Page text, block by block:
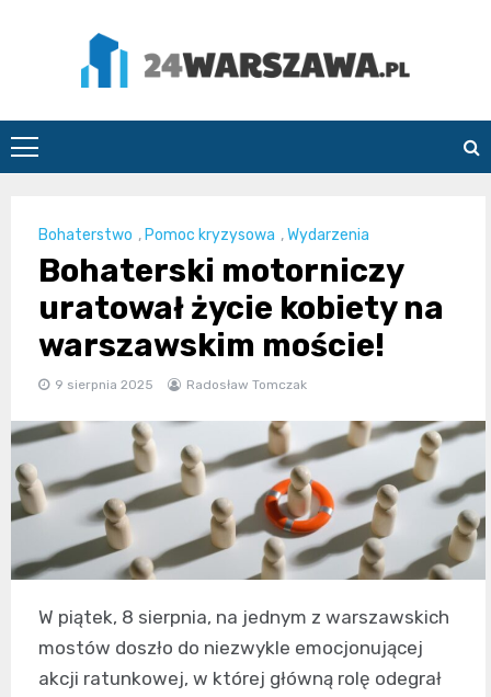
24Warszawa.pl
Bohaterstwo , Pomoc kryzysowa ,Wydarzenia
Bohaterski motorniczy
uratował życie kobiety na
warszawskim moście!
9 sierpnia 2025 Radosław Tomczak
W piątek, 8 sierpnia, na jednym z warszawskich
mostów doszło do niezwykle emocjonującej
akcji ratunkowej, w której główną rolę odegrał